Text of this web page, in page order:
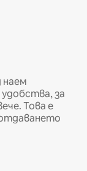
наем
за
Това е